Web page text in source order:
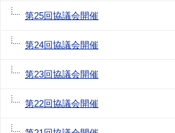
第25回協議会開催
第24回協議会開催
第23回協議会開催
第22回協議会開催